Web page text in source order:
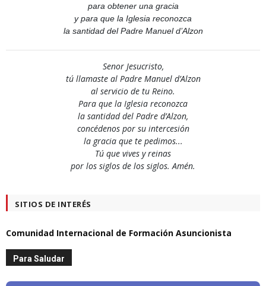
para obtener una gracia
y para que la Iglesia reconozca
la santidad del Padre Manuel d’Alzon
Senor Jesucristo,
tú llamaste al Padre Manuel d’Alzon
al servicio de tu Reino.
Para que la Iglesia reconozca
la santidad del Padre d’Alzon,
concédenos por su intercesión
la gracia que te pedimos...
Tú que vives y reinas
por los siglos de los siglos. Amén.
SITIOS DE INTERÉS
Comunidad Internacional de Formación Asuncionista
Para Saludar